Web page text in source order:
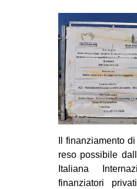
Il finanziamento
reso possibile
Italiana
finanziatori